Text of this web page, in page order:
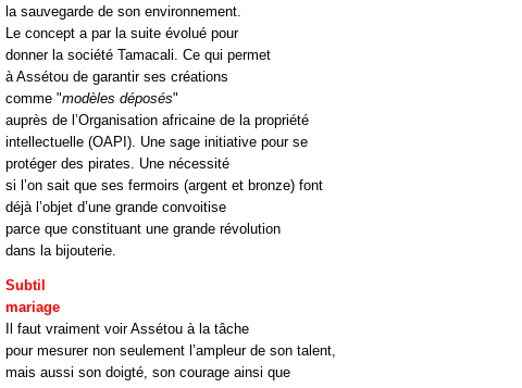
la sauvegarde de son environnement.
Le concept a par la suite évolué pour
donner la société Tamacali. Ce qui permet
à Assétou de garantir ses créations
comme "modèles déposés"
auprès de l’Organisation africaine de la propriété
intellectuelle (OAPI). Une sage initiative pour se
protéger des pirates. Une nécessité
si l’on sait que ses fermoirs (argent et bronze) font
déjà l’objet d’une grande convoitise
parce que constituant une grande révolution
dans la bijouterie.
Subtil
mariage
Il faut vraiment voir Assétou à la tâche
pour mesurer non seulement l’ampleur de son talent,
mais aussi son doigté, son courage ainsi que